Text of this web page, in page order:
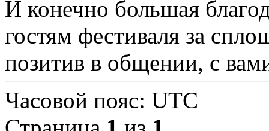
И конечно большая
гостям фестиваля за
позитив в общении, с
Часовой пояс: UTC